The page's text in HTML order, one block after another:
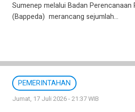
Sumenep melalui Badan Perencanaan
(Bappeda) merancang sejumlah…
PEMERINTAHAN
Jumat, 17 Juli 2026 - 21:37 WIB